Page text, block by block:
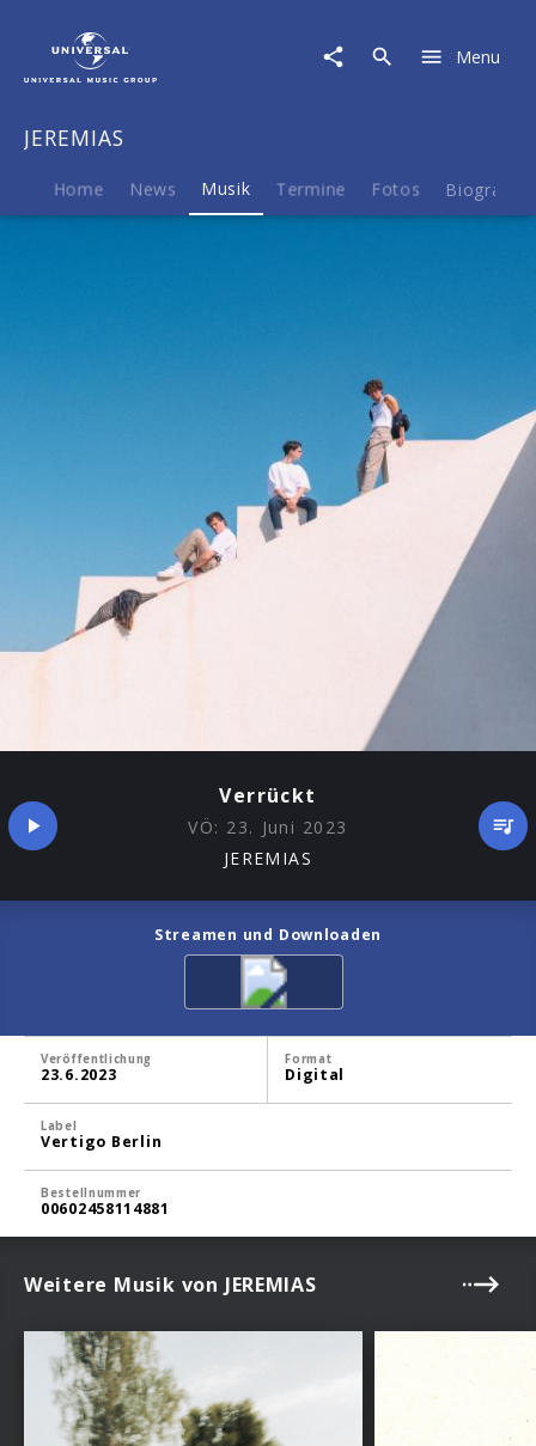
Menu
JEREMIAS
Home News Musik Termine Fotos Biografie
Verrückt
VÖ: 23. Juni 2023
JEREMIAS
Streamen und Downloaden
Veröffentlichung
23.6.2023
Format
Digital
Label
Vertigo Berlin
Bestellnummer
00602458114881
Weitere Musik von JEREMIAS